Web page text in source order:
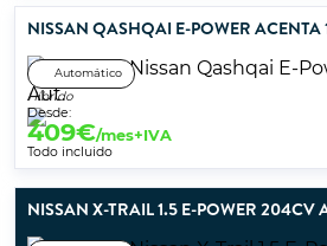
NISSAN QASHQAI E-POWER ACENTA
Automático
Híbrido
Desde:
409€/mes+IVA
Todo incluido
NISSAN X-TRAIL 1.5 E-POWER 204CV